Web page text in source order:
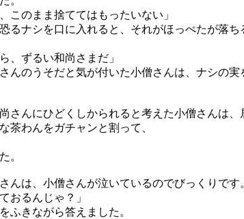
このまま捨ててはもったいない」
るナシを口に入れると、それがほっぺたが落ち
、ずるい和尚さまだ」
んのうそだと気が付いた小僧さんは、ナシの実
さんにひどくしかられると考えた小僧さんは、
茶わんをガチャンと割って、
。
んは、小僧さんが泣いているのでびっくりです
おるんじゃ？」
きながら答えました。